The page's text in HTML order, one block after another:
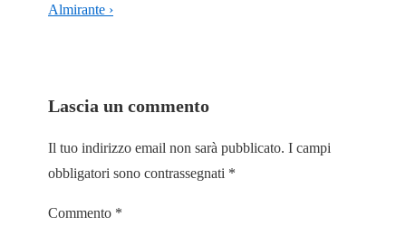
Almirante ›
Lascia un commento
Il tuo indirizzo email non sarà pubblicato. I campi
obbligatori sono contrassegnati *
Commento *